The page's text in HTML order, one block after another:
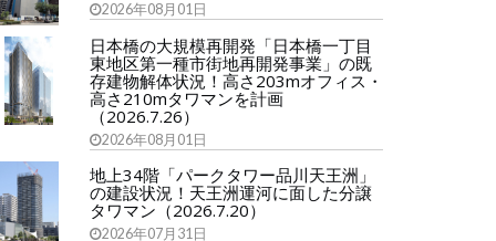
2026年08月01日
日本橋の大規模再開発「日本橋一丁目
東地区第一種市街地再開発事業」の既
存建物解体状況！高さ203mオフィス・
高さ210mタワマンを計画
（2026.7.26）
2026年08月01日
地上34階「パークタワー品川天王洲」
の建設状況！天王洲運河に面した分譲
タワマン（2026.7.20）
2026年07月31日